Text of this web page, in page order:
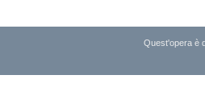
Quest'opera è